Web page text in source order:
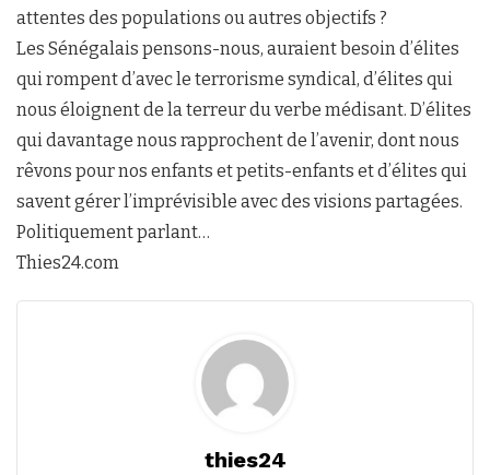
attentes des populations ou autres objectifs ?
Les Sénégalais pensons-nous, auraient besoin d’élites
qui rompent d’avec le terrorisme syndical, d’élites qui
nous éloignent de la terreur du verbe médisant. D’élites
qui davantage nous rapprochent de l’avenir, dont nous
rêvons pour nos enfants et petits-enfants et d’élites qui
savent gérer l’imprévisible avec des visions partagées.
Politiquement parlant…
Thies24.com
thies24